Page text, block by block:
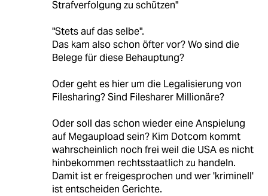
Strafverfolgung zu schützen"
"Stets auf das selbe".
Das kam also schon öfter vor? Wo sind die
Belege für diese Behauptung?
Oder geht es hier um die Legalisierung von
Filesharing? Sind Filesharer Millionäre?
Oder soll das schon wieder eine Anspielung
auf Megaupload sein? Kim Dotcom kommt
wahrscheinlich noch frei weil die USA es nicht
hinbekommen rechtsstaatlich zu handeln.
Damit ist er freigesprochen und wer 'kriminell'
ist entscheiden Gerichte.